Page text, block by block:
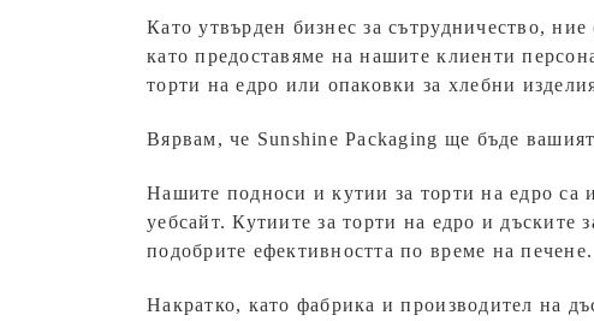
Като утвърден бизнес за сътрудничество,
като предоставяме на нашите клиенти
торти на едро или опаковки за хлебни
Вярвам, че Sunshine Packaging ще бъде
Нашите подноси и кутии за торти на едро са
уебсайт. Кутиите за торти на едро и дъските
подобрите ефективността по време на печене.
Накратко, като фабрика и производител на